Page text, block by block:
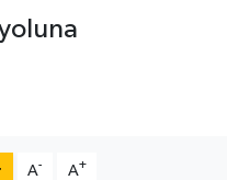
A- A+